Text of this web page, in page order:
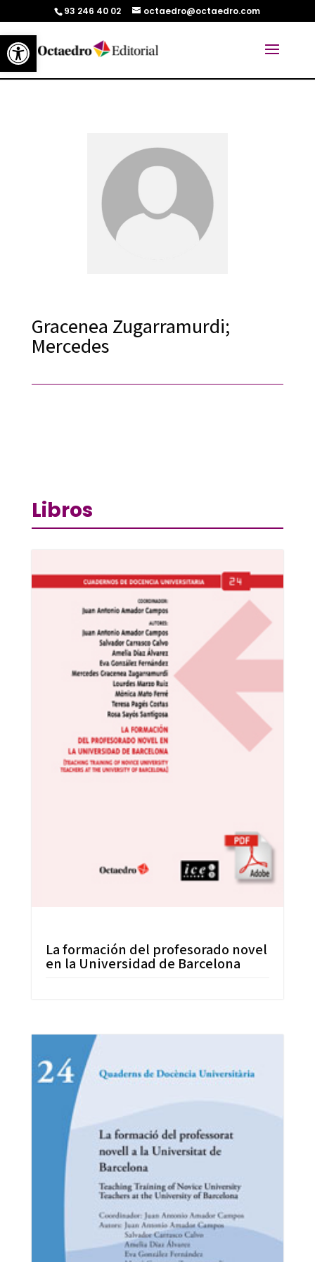
Abrir barra de herramientas
93 246 40 02 octaedro@octaedro.com
Gracenea Zugarramurdi;
Mercedes
Libros
La formación del profesorado novel
en la Universidad de Barcelona